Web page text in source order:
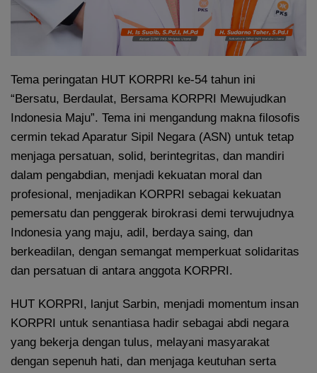
Tema peringatan HUT KORPRI ke-54 tahun ini
“Bersatu, Berdaulat, Bersama KORPRI Mewujudkan
Indonesia Maju”. Tema ini mengandung makna filosofis
cermin tekad Aparatur Sipil Negara (ASN) untuk tetap
menjaga persatuan, solid, berintegritas, dan mandiri
dalam pengabdian, menjadi kekuatan moral dan
profesional, menjadikan KORPRI sebagai kekuatan
pemersatu dan penggerak birokrasi demi terwujudnya
Indonesia yang maju, adil, berdaya saing, dan
berkeadilan, dengan semangat memperkuat solidaritas
dan persatuan di antara anggota KORPRI.
HUT KORPRI, lanjut Sarbin, menjadi momentum insan
KORPRI untuk senantiasa hadir sebagai abdi negara
yang bekerja dengan tulus, melayani masyarakat
dengan sepenuh hati, dan menjaga keutuhan serta